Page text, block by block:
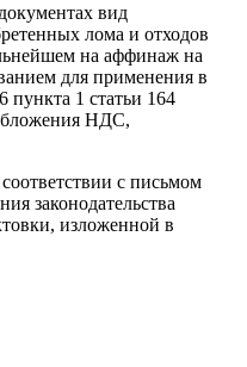
вид
лома и отходов
на аффинаж на
для применения в
1 статьи 164
НДС,
с письмом
законодательства
изложенной в